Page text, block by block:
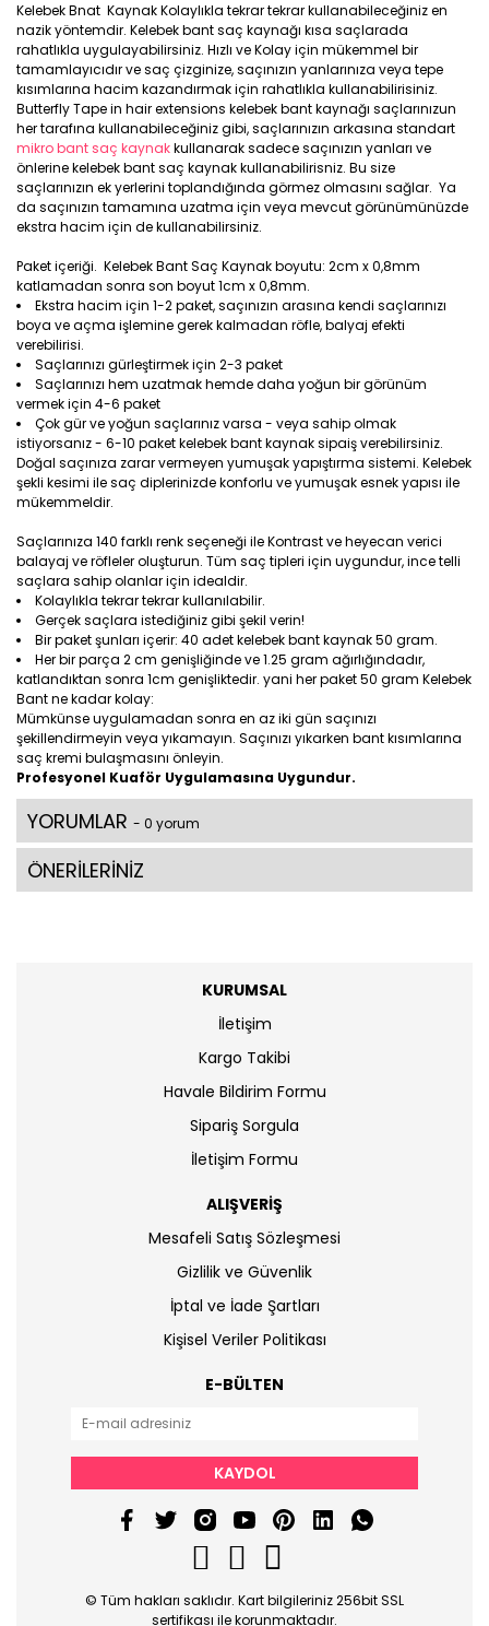
Kelebek Bnat Kaynak Kolaylıkla tekrar tekrar kullanabileceğiniz en
nazik yöntemdir. Kelebek bant saç kaynağı kısa saçlarada
rahatlıkla uygulayabilirsiniz. Hızlı ve Kolay için mükemmel bir
tamamlayıcıdır ve saç çizginize, saçınızın yanlarınıza veya tepe
kısımlarına hacim kazandırmak için rahatlıkla kullanabilirisiniz.
Butterfly Tape in hair extensions kelebek bant kaynağı saçlarınızun
her tarafına kullanabileceğiniz gibi, saçlarınızın arkasına standart
mikro bant saç kaynakkullanarak sadece saçınızın yanları ve
önlerine kelebek bant saç kaynak kullanabilirisniz. Bu size
saçlarınızın ek yerlerini toplandığında görmez olmasını sağlar. Ya
da saçınızın tamamına uzatma için veya mevcut görünümünüzde
ekstra hacim için de kullanabilirsiniz.
Paket içeriği. Kelebek Bant Saç Kaynak boyutu: 2cm x 0,8mm
katlamadan sonra son boyut 1cm x 0,8mm.
Ekstra hacim için 1-2 paket, saçınızın arasına kendi saçlarınızı
boya ve açma işlemine gerek kalmadan röfle, balyaj efekti
verebilirisi.
Saçlarınızı gürleştirmek için 2-3 paket
Saçlarınızı hem uzatmak hemde daha yoğun bir görünüm
vermek için 4-6 paket
Çok gür ve yoğun saçlarınız varsa - veya sahip olmak
istiyorsanız - 6-10 paket kelebek bant kaynak sipaiş verebilirsiniz.
Doğal saçınıza zarar vermeyen yumuşak yapıştırma sistemi. Kelebek
şekli kesimi ile saç diplerinizde konforlu ve yumuşak esnek yapısı ile
mükemmeldir.
Saçlarınıza 140 farklı renk seçeneği ile Kontrast ve heyecan verici
balayaj ve röfleler oluşturun. Tüm saç tipleri için uygundur, ince telli
saçlara sahip olanlar için idealdir.
Kolaylıkla tekrar tekrar kullanılabilir.
Gerçek saçlara istediğiniz gibi şekil verin!
Bir paket şunları içerir: 40 adet kelebek bant kaynak 50 gram.
Her bir parça 2 cm genişliğinde ve 1.25 gram ağırlığındadır,
katlandıktan sonra 1cm genişliktedir. yani her paket 50 gram Kelebek
Bant ne kadar kolay:
Mümkünse uygulamadan sonra en az iki gün saçınızı
şekillendirmeyin veya yıkamayın. Saçınızı yıkarken bant kısımlarına
saç kremi bulaşmasını önleyin.
Profesyonel Kuaför Uygulamasına Uygundur.
YORUMLAR - 0 yorum
ÖNERİLERİNİZ
KURUMSAL
İletişim
Kargo Takibi
Havale Bildirim Formu
Sipariş Sorgula
İletişim Formu
ALIŞVERİŞ
Mesafeli Satış Sözleşmesi
Gizlilik ve Güvenlik
İptal ve İade Şartları
Kişisel Veriler Politikası
E-BÜLTEN
KAYDOL
© Tüm hakları saklıdır. Kart bilgileriniz 256bit SSL
sertifikası ile korunmaktadır.